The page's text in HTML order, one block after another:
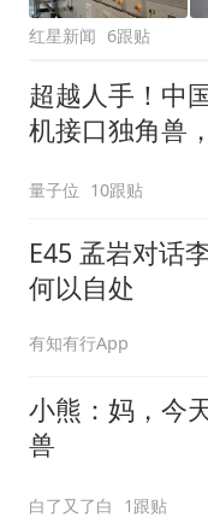
红星新闻 6跟贴
超越人手！中
机接口独角兽
量子位 10跟贴
E45 孟岩对话
何以自处
有知有行App
小熊：妈，今
兽
白了又了白 1跟贴